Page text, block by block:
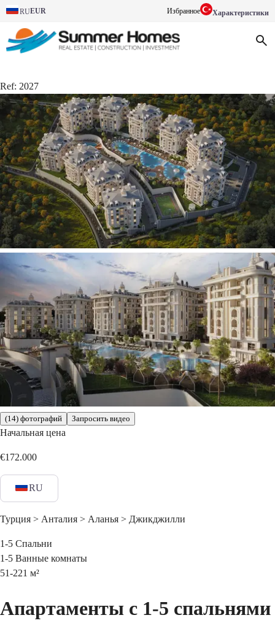
RUEUR Избранное Характеристики
Ref: 2027
(14) фотографий Запросить видео
Начальная цена
€172.000
RU
Турция > Анталия > Аланья > Джикджилли
1-5 Спальни
1-5 Ванные комнаты
51-221 м²
Апартаменты с 1-5 спальнями